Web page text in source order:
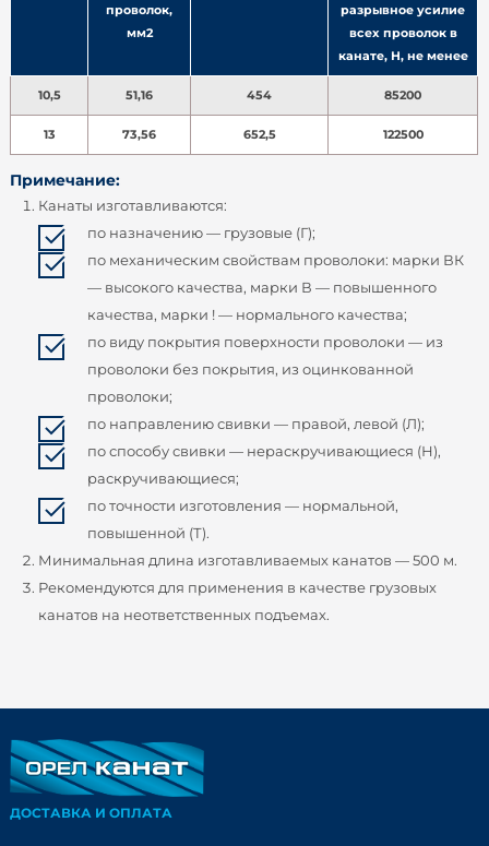
проволок,
мм2
разрывное усилие
всех проволок в
канате, Н, не менее
10,5 51,16 454 85200
13 73,56 652,5 122500
Примечание:
Канаты изготавливаются:
по назначению — грузовые (Г);
по механическим свойствам проволоки: марки ВК
— высокого качества, марки В — повышенного
качества, марки ! — нормального качества;
по виду покрытия поверхности проволоки — из
проволоки без покрытия, из оцинкованной
проволоки;
по направлению свивки — правой, левой (Л);
по способу свивки — нераскручивающиеся (Н),
раскручивающиеся;
по точности изготовления — нормальной,
повышенной (Т).
Минимальная длина изготавливаемых канатов — 500 м.
Рекомендуются для применения в качестве грузовых
канатов на неответственных подъемах.
ДОСТАВКА И ОПЛАТА